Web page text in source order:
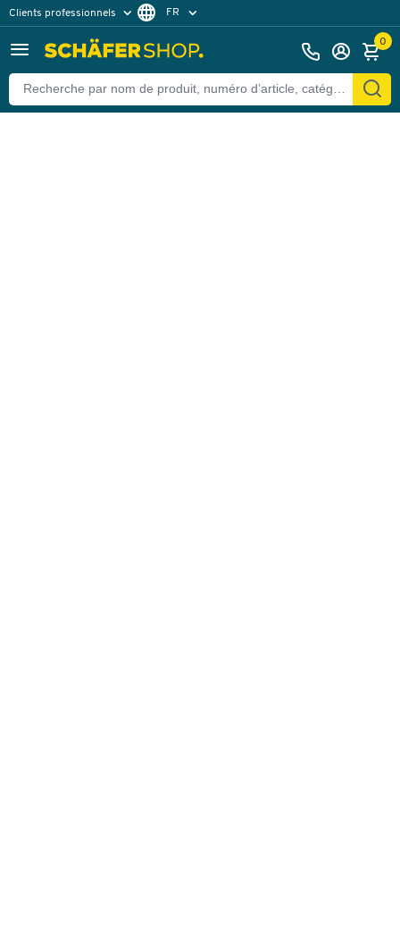
Clients professionnels
Clients particuliers
FR
0
Retour